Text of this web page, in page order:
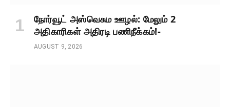
நோர்வூட் அஸ்வெசும ஊழல்: மேலும் 2
அதிகாரிகள் அதிரடி பணிநீக்கம்!-
AUGUST 9, 2026